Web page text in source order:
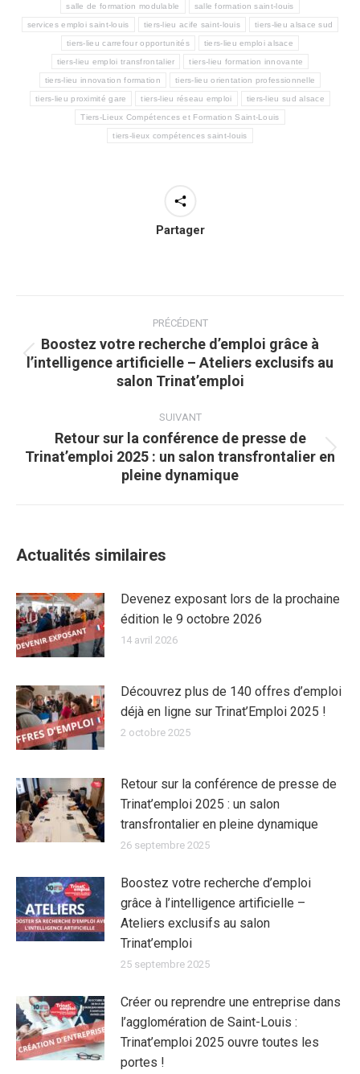
salle de formation modulable salle formation saint-louis
services emploi saint-louis tiers-lieu acife saint-louis tiers-lieu alsace sud
tiers-lieu carrefour opportunités tiers-lieu emploi alsace
tiers-lieu emploi transfrontalier tiers-lieu formation innovante
tiers-lieu innovation formation tiers-lieu orientation professionnelle
tiers-lieu proximité gare tiers-lieu réseau emploi tiers-lieu sud alsace
Tiers-Lieux Compétences et Formation Saint-Louis
tiers-lieux compétences saint-louis
Partager
PRÉCÉDENT
Article
précédent
Boostez votre recherche d’emploi grâce à
l’intelligence artificielle – Ateliers exclusifs au
salon Trinat’emploi
SUIVANT
Article
suivant
Retour sur la conférence de presse de
Trinat’emploi 2025 : un salon transfrontalier en
pleine dynamique
Actualités similaires
Devenez exposant lors de la prochaine
édition le 9 octobre 2026
14 avril 2026
Découvrez plus de 140 offres d’emploi
déjà en ligne sur Trinat’Emploi 2025 !
2 octobre 2025
Retour sur la conférence de presse de
Trinat’emploi 2025 : un salon
transfrontalier en pleine dynamique
26 septembre 2025
Boostez votre recherche d’emploi
grâce à l’intelligence artificielle –
Ateliers exclusifs au salon
Trinat’emploi
25 septembre 2025
Créer ou reprendre une entreprise dans
l’agglomération de Saint-Louis :
Trinat’emploi 2025 ouvre toutes les
portes !